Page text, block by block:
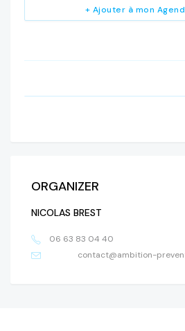
+ Ajouter à mon
ORGANIZER
NICOLAS BREST
06 63 83 04 40
contact@ambition-